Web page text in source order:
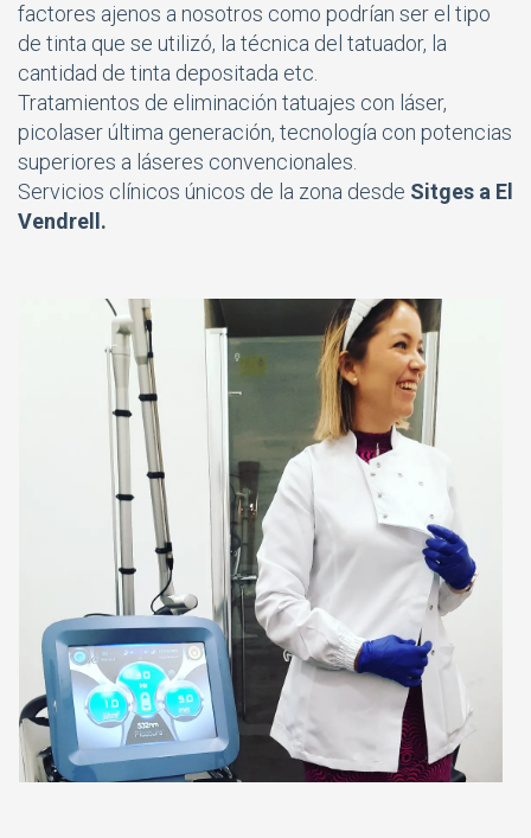
factores ajenos a nosotros como podrían ser el tipo
de tinta que se utilizó, la técnica del tatuador, la
cantidad de tinta depositada etc.
Tratamientos de eliminación tatuajes con láser,
picolaser última generación, tecnología con potencias
superiores a láseres convencionales.
Servicios clínicos únicos de la zona desde Sitges a El
Vendrell.